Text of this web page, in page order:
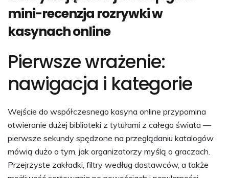
mini-recenzja rozrywki w
kasynach online
Pierwsze wrażenie:
nawigacja i kategorie
Wejście do współczesnego kasyna online przypomina
otwieranie dużej biblioteki z tytułami z całego świata —
pierwsze sekundy spędzone na przeglądaniu katalogów
mówią dużo o tym, jak organizatorzy myślą o graczach.
Przejrzyste zakładki, filtry według dostawców, a także